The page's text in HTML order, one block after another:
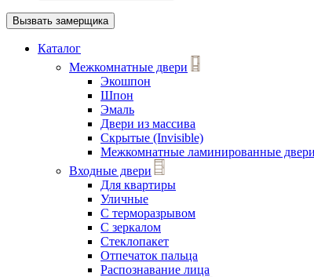
Вызвать замерщика
Каталог
Межкомнатные двери
Экошпон
Шпон
Эмаль
Двери из массива
Скрытые (Invisible)
Межкомнатные ламинированные двери
Входные двери
Для квартиры
Уличные
С терморазрывом
С зеркалом
Стеклопакет
Отпечаток пальца
Распознавание лица